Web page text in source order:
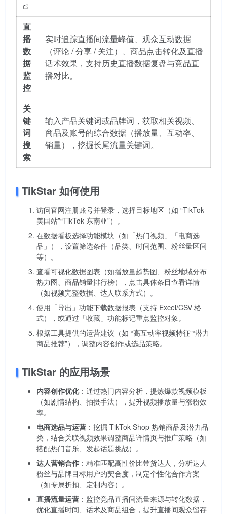
直
播
数
据
监
控
实时追踪直播间流量峰值、观众互动数据
（评论 / 分享 / 关注）、商品点击转化及直播
话术效果，支持历史直播数据复盘与竞品直
播对比。
关
键
词
搜
索
输入产品关键词或品牌词，获取相关视频、
商品及账号的综合数据（播放量、互动率、
销量），挖掘长尾流量关键词。
TikStar 如何使用
访问官网注册账号并登录，选择目标地区（如 “TikTok
美国站”“TikTok 东南亚”）。
在数据看板选择功能模块（如「热门视频」「电商选
品」），设置筛选条件（品类、时间范围、粉丝量区间
等）。
查看可视化数据图表（如播放量趋势图、粉丝地域分布
热力图、商品销量排行榜），点击具体条目查看详情
（如视频完整数据、达人联系方式）。
使用「导出」功能下载数据报表（支持 Excel/CSV 格
式），或通过「收藏」功能标记重点监控对象。
根据工具提供的运营建议（如 “高互动率视频特征”“潜力
商品推荐”），调整内容创作或选品策略。
TikStar 的应用场景
内容创作优化：通过热门内容分析，提炼爆款视频模板
（如剧情结构、拍摄手法），提升视频播放量与涨粉效
率。
电商选品与运营 ：挖掘 TikTok Shop 热销商品及潜力品
类，结合关联视频效果调整商品详情页与推广策略（如
搭配热门音乐、发起话题挑战）。
达人营销合作 ：精准匹配高性价比带货达人，分析达人
粉丝与品牌目标用户的契合度，制定个性化合作方案
（如专属折扣、定制内容）。
直播流量运营 ：监控竞品直播间流量来源与转化数据，
优化直播时间、话术及商品组合，提升直播间观众留存